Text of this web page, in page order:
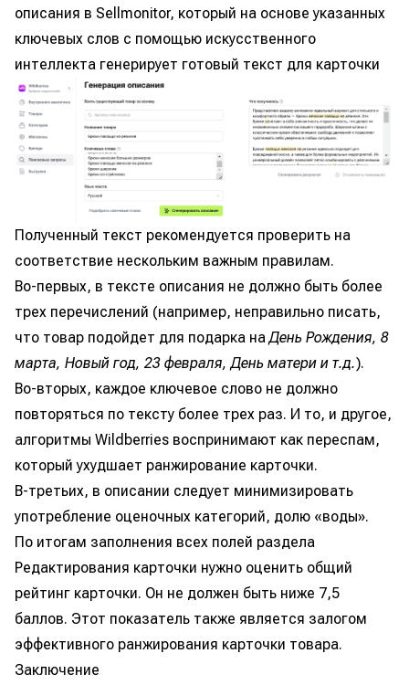
описания в Sellmonitor, который на основе указанных
ключевых слов с помощью искусственного
интеллекта генерирует готовый текст для карточки
Полученный текст рекомендуется проверить на
соответствие нескольким важным правилам.
Во-первых, в тексте описания не должно быть более
трех перечислений (например, неправильно писать,
что товар подойдет для подарка наДень Рождения, 8
марта, Новый год, 23 февраля, День матери и т.д.).
Во-вторых, каждое ключевое слово не должно
повторяться по тексту более трех раз. И то, и другое,
алгоритмы Wildberries воспринимают как переспам,
который ухудшает ранжирование карточки.
В-третьих, в описании следует минимизировать
употребление оценочных категорий, долю «воды».
По итогам заполнения всех полей раздела
Редактирования карточки нужно оценить общий
рейтинг карточки. Он не должен быть ниже 7,5
баллов. Этот показатель также является залогом
эффективного ранжирования карточки товара.
Заключение